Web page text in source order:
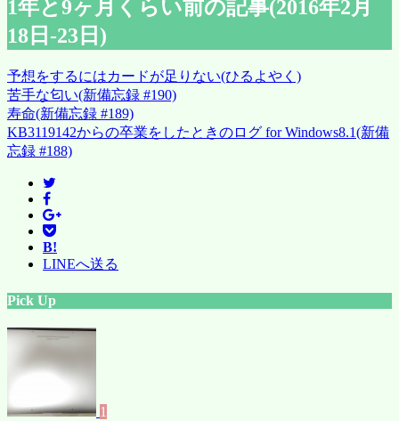
1年と9ヶ月くらい前の記事(2016年2月
18日-23日)
予想をするにはカードが足りない(ひるよやく)
苦手な匂い(新備忘録 #190)
寿命(新備忘録 #189)
KB3119142からの卒業をしたときのログ for Windows8.1(新備
忘録 #188)
B!
LINEへ送る
Pick Up
1